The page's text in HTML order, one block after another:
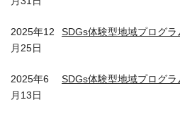
2025年12
月25日
SDGs体験型地域プログ
2025年6
月13日
SDGs体験型地域プログ